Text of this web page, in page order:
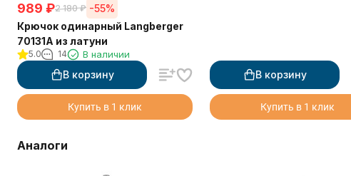
989 ₽2 180 ₽ -55%
Крючок одинарный Langberger
70131A из латуни
5.0 14 В наличии
В корзину
Купить в 1 клик
В корзину
Купить в 1 клик
Аналоги